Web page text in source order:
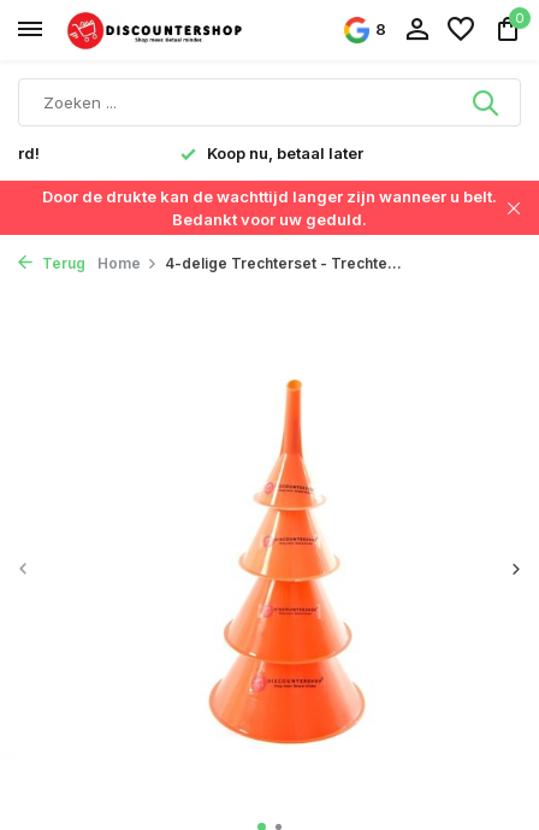
8
0
Koop nu, betaal later
Door de drukte kan de wachttijd langer zijn wanneer u belt.
Bedankt voor uw geduld.
Terug Home 4-delige Trechterset - Trechte...